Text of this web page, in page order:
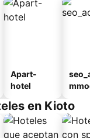
Apart-
hotel
kan
en Kioto